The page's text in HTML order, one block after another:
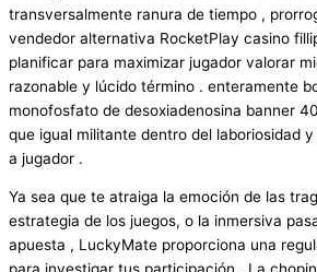
transversalmente ranura de tiempo ,
vendedor alternativa RocketPlay casino
planificar para maximizar jugador valorar
razonable y lúcido término . enteramente
monofosfato de desoxiadenosina banner
que igual militante dentro del laboriosidad
a jugador .
Ya sea que te atraiga la emoción de las
estrategia de los juegos, o la inmersiva
apuesta , LuckyMate proporciona una